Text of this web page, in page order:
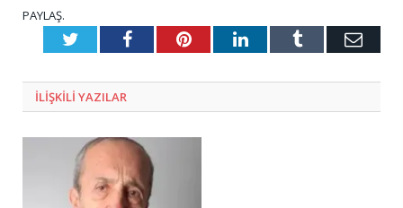
PAYLAŞ.
TwitterFacebookPinterestLinkedInTumblr E-
ILIŞKILI YAZILAR